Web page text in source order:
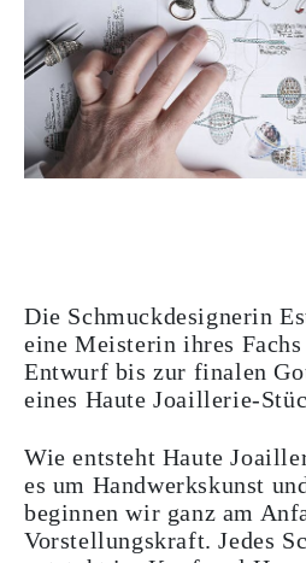
Die Schmuckdesignerin
eine Meisterin ihres
Entwurf bis zur finalen
eines Haute Joaillerie-
Wie entsteht Haute
es um Handwerkskunst
beginnen wir ganz am
Vorstellungskraft. Jedes